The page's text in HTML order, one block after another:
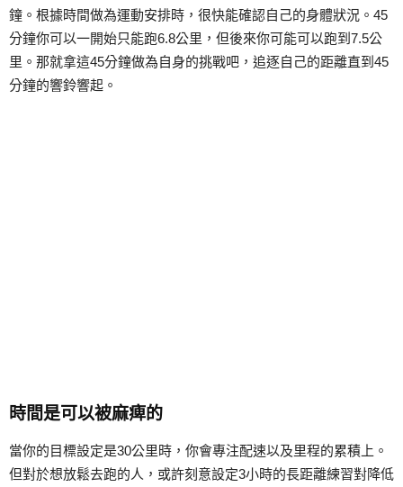
鐘。根據時間做為運動安排時，很快能確認自己的身體狀況。45
分鐘你可以一開始只能跑6.8公里，但後來你可能可以跑到7.5公
里。那就拿這45分鐘做為自身的挑戰吧，追逐自己的距離直到45
分鐘的響鈴響起。
時間是可以被麻痺的
當你的目標設定是30公里時，你會專注配速以及里程的累積上。
但對於想放鬆去跑的人，或許刻意設定3小時的長距離練習對降低